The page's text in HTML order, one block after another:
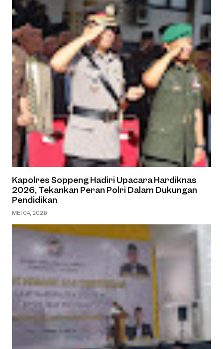
Kapolres Soppeng Hadiri Upacara Hardiknas
2026, Tekankan Peran Polri Dalam Dukungan
Pendidikan
MEI 04, 2026